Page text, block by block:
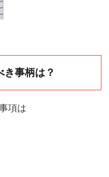
き事柄は？
項は